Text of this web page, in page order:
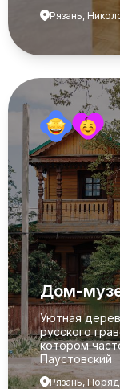
Рязань,
Дом-
Уютная
русского
котором
Паустовский
Рязань,